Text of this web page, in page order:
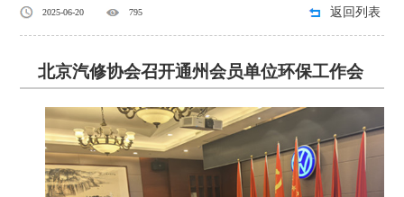
2025-06-20 795 返回列表
北京汽修协会召开通州会员单位环保工作会